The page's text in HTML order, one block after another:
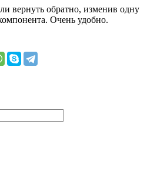
вернуть обратно, изменив одну
Очень удобно.